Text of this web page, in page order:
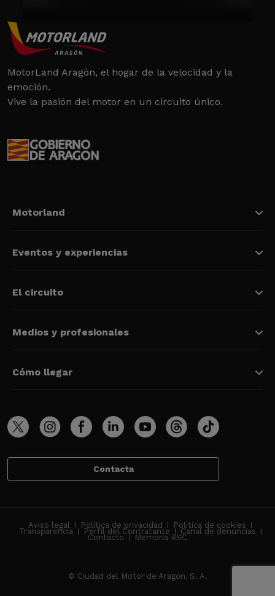
MotorLand Aragón, el hogar de la velocidad y la
emoción.
Vive la pasión del motor en un circuito único.
Motorland
Eventos y experiencias
El circuito
Medios y profesionales
Cómo llegar
Contacta
Aviso legal Política de privacidad Política de cookies
Transparencia Perfil del Contratante Canal de denuncias
Contacto Memoria RSC
© Ciudad del Motor de Aragon, S. A.